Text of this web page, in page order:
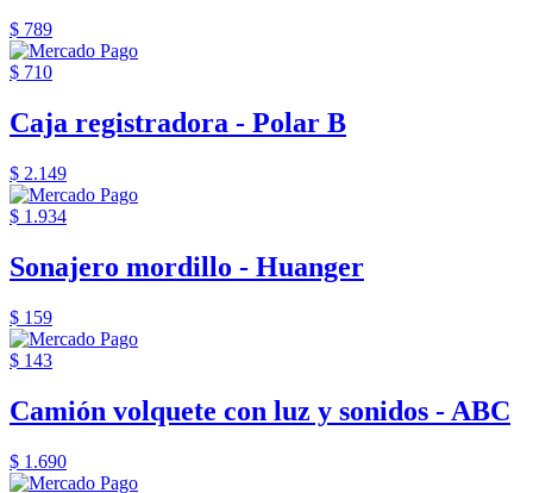
$ 789
$ 710
Caja registradora - Polar B
$ 2.149
$ 1.934
Sonajero mordillo - Huanger
$ 159
$ 143
Camión volquete con luz y sonidos - ABC
$ 1.690